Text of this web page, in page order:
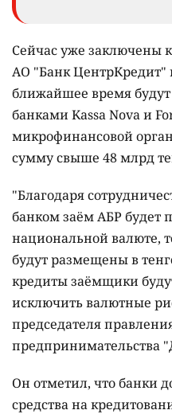
Сейчас уже заключены
АО "Банк ЦентрКредит"
ближайшее время
банками Kassa Nova и
микрофинансовой
сумму свыше 48 млрд
"Благодаря
банком заём АБР будет
национальной валюте,
будут размещены в
кредиты заёмщики
исключить валютные
председателя
предпринимательства
Он отметил, что банки
средства на